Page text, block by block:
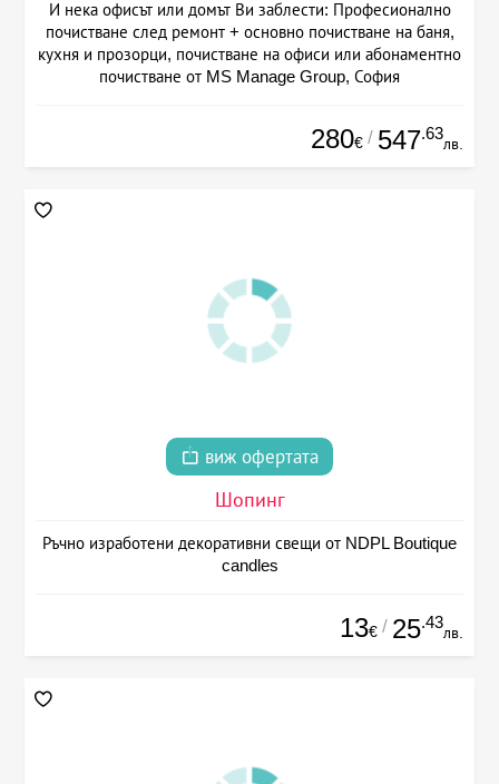
И нека офисът или домът Ви заблести: Професионално
почистване след ремонт + основно почистване на баня,
кухня и прозорци, почистване на офиси или абонаментно
почистване от MS Manage Group, София
280€ / 547.63
лв.
виж офертата
Шопинг
Ръчно изработени декоративни свещи от NDPL Boutique
candles
13€ / 25.43
лв.